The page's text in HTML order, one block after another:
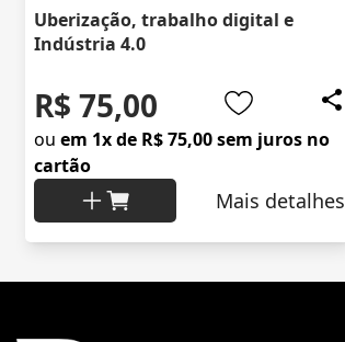
Uberização, trabalho digital e
Indústria 4.0
R$ 75,00
ou em 1x de R$ 75,00 sem juros no
cartão
Mais detalhes